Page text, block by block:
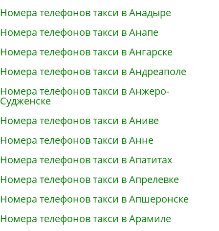
Номера телефонов такси в Анадыре
Номера телефонов такси в Анапе
Номера телефонов такси в Ангарске
Номера телефонов такси в Андреаполе
Номера телефонов такси в Анжеро-
Судженске
Номера телефонов такси в Аниве
Номера телефонов такси в Анне
Номера телефонов такси в Апатитах
Номера телефонов такси в Апрелевке
Номера телефонов такси в Апшеронске
Номера телефонов такси в Арамиле